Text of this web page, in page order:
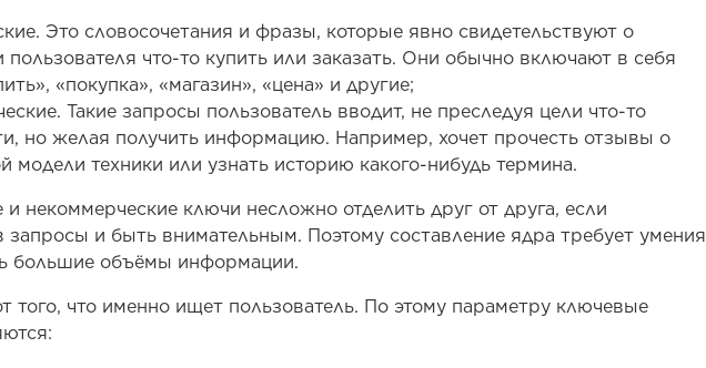
Это словосочетания и фразы, которые явно свидетельствуют о
пользователя что-то купить или заказать. Они обычно включают в себя
«покупка», «магазин», «цена» и другие;
Такие запросы пользователь вводит, не преследуя цели что-то
но желая получить информацию. Например, хочет прочесть отзывы о
модели техники или узнать историю какого-нибудь термина.
некоммерческие ключи несложно отделить друг от друга, если
запросы и быть внимательным. Поэтому составление ядра требует умения
большие объёмы информации.
того, что именно ищет пользователь. По этому параметру ключевые